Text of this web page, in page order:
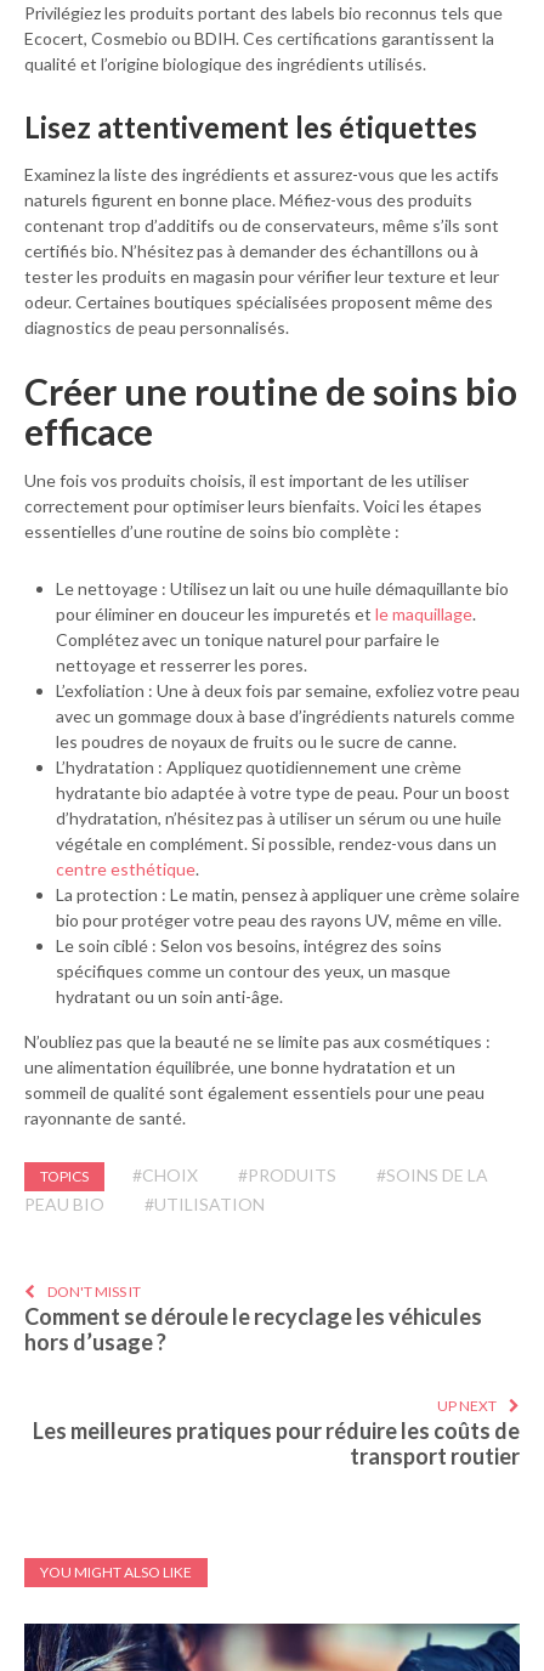
Privilégiez les produits portant des labels bio reconnus tels que
Ecocert, Cosmebio ou BDIH. Ces certifications garantissent la
qualité et l’origine biologique des ingrédients utilisés.
Lisez attentivement les étiquettes
Examinez la liste des ingrédients et assurez-vous que les actifs
naturels figurent en bonne place. Méfiez-vous des produits
contenant trop d’additifs ou de conservateurs, même s’ils sont
certifiés bio. N’hésitez pas à demander des échantillons ou à
tester les produits en magasin pour vérifier leur texture et leur
odeur. Certaines boutiques spécialisées proposent même des
diagnostics de peau personnalisés.
Créer une routine de soins bio
efficace
Une fois vos produits choisis, il est important de les utiliser
correctement pour optimiser leurs bienfaits. Voici les étapes
essentielles d’une routine de soins bio complète :
Le nettoyage : Utilisez un lait ou une huile démaquillante bio
pour éliminer en douceur les impuretés et le maquillage.
Complétez avec un tonique naturel pour parfaire le
nettoyage et resserrer les pores.
L’exfoliation : Une à deux fois par semaine, exfoliez votre peau
avec un gommage doux à base d’ingrédients naturels comme
les poudres de noyaux de fruits ou le sucre de canne.
L’hydratation : Appliquez quotidiennement une crème
hydratante bio adaptée à votre type de peau. Pour un boost
d’hydratation, n’hésitez pas à utiliser un sérum ou une huile
végétale en complément. Si possible, rendez-vous dans un
centre esthétique.
La protection : Le matin, pensez à appliquer une crème solaire
bio pour protéger votre peau des rayons UV, même en ville.
Le soin ciblé : Selon vos besoins, intégrez des soins
spécifiques comme un contour des yeux, un masque
hydratant ou un soin anti-âge.
N’oubliez pas que la beauté ne se limite pas aux cosmétiques :
une alimentation équilibrée, une bonne hydratation et un
sommeil de qualité sont également essentiels pour une peau
rayonnante de santé.
TOPICS #CHOIX #PRODUITS
#SOINS DE LA
PEAU BIO
#UTILISATION
DON'T MISS IT
Comment se déroule le recyclage les véhicules
hors d’usage ?
UP NEXT
Les meilleures pratiques pour réduire les coûts de
transport routier
YOU MIGHT ALSO LIKE